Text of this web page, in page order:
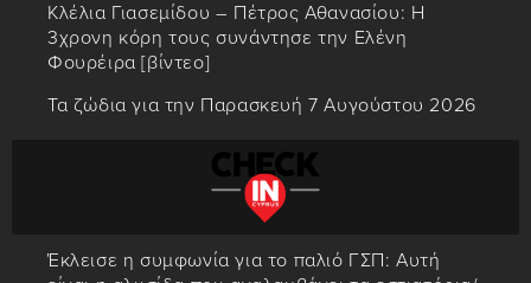
Κλέλια Γιασεμίδου – Πέτρος Αθανασίου: Η
3χρονη κόρη τους συνάντησε την Ελένη
Φουρέιρα [βίντεο]
Τα ζώδια για την Παρασκευή 7 Αυγούστου 2026
Έκλεισε η συμφωνία για το παλιό ΓΣΠ: Αυτή